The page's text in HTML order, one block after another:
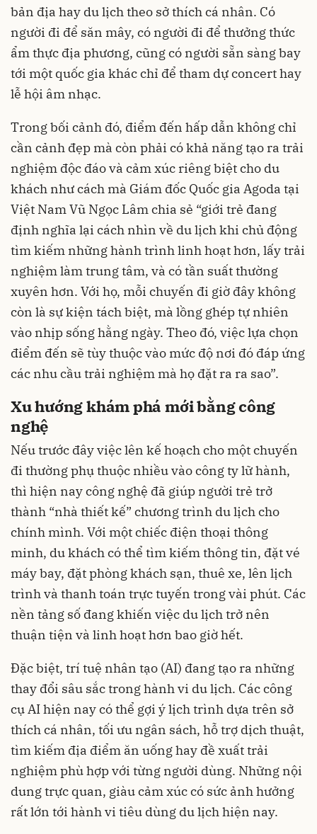
bản địa hay du lịch theo sở thích cá nhân. Có
người đi để săn mây, có người đi để thưởng thức
ẩm thực địa phương, cũng có người sẵn sàng bay
tới một quốc gia khác chỉ để tham dự concert hay
lễ hội âm nhạc.
Trong bối cảnh đó, điểm đến hấp dẫn không chỉ
cần cảnh đẹp mà còn phải có khả năng tạo ra trải
nghiệm độc đáo và cảm xúc riêng biệt cho du
khách như cách mà Giám đốc Quốc gia Agoda tại
Việt Nam Vũ Ngọc Lâm chia sẻ “giới trẻ đang
định nghĩa lại cách nhìn về du lịch khi chủ động
tìm kiếm những hành trình linh hoạt hơn, lấy trải
nghiệm làm trung tâm, và có tần suất thường
xuyên hơn. Với họ, mỗi chuyến đi giờ đây không
còn là sự kiện tách biệt, mà lồng ghép tự nhiên
vào nhịp sống hằng ngày. Theo đó, việc lựa chọn
điểm đến sẽ tùy thuộc vào mức độ nơi đó đáp ứng
các nhu cầu trải nghiệm mà họ đặt ra ra sao”.
Xu hướng khám phá mới bằng công
nghệ
Nếu trước đây việc lên kế hoạch cho một chuyến
đi thường phụ thuộc nhiều vào công ty lữ hành,
thì hiện nay công nghệ đã giúp người trẻ trở
thành “nhà thiết kế” chương trình du lịch cho
chính mình. Với một chiếc điện thoại thông
minh, du khách có thể tìm kiếm thông tin, đặt vé
máy bay, đặt phòng khách sạn, thuê xe, lên lịch
trình và thanh toán trực tuyến trong vài phút. Các
nền tảng số đang khiến việc du lịch trở nên
thuận tiện và linh hoạt hơn bao giờ hết.
Đặc biệt, trí tuệ nhân tạo (AI) đang tạo ra những
thay đổi sâu sắc trong hành vi du lịch. Các công
cụ AI hiện nay có thể gợi ý lịch trình dựa trên sở
thích cá nhân, tối ưu ngân sách, hỗ trợ dịch thuật,
tìm kiếm địa điểm ăn uống hay đề xuất trải
nghiệm phù hợp với từng người dùng. Những nội
dung trực quan, giàu cảm xúc có sức ảnh hưởng
rất lớn tới hành vi tiêu dùng du lịch hiện nay.